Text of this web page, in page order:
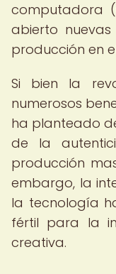
computadora
abierto
producción en
Si bien la
numerosos
ha planteado
de la
producción
embargo, la
la tecnología
fértil para la
creativa.